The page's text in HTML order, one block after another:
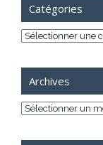
Catégories
Catégories
Archives
Archives